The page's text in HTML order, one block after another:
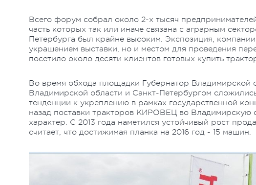
Всего форум собрал около 2-х тысяч
часть которых так или иначе связана с аграрным
Петербурга был крайне высоким. Экспозиция,
украшением выставки, но и местом для проведения
посетило около десяти клиентов готовых купить
Во время обхода площадки Губернатор Владимирской
Владимирской области и Санкт-Петербургом
тенденции к укреплению в рамках государственной
назад поставки тракторов КИРОВЕЦ во Владимирскую
характер. С 2013 года наметился устойчивый рост
считает, что достижимая планка на 2016 год - 15 машин.